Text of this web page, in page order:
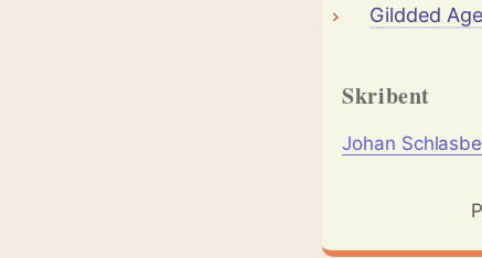
Gildded Age
Skribent
Johan